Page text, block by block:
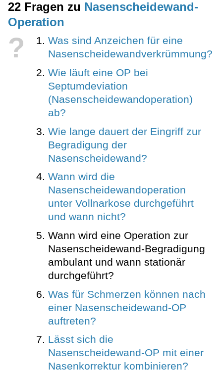
22 Fragen zu Nasen­scheidewand-
Operation
?
Was sind Anzeichen für eine
Nasenscheidewandverkrümmung?
Wie läuft eine OP bei
Septumdeviation
(Nasenscheidewandoperation)
ab?
Wie lange dauert der Eingriff zur
Begradigung der
Nasenscheidewand?
Wann wird die
Nasenscheidewandoperation
unter Vollnarkose durchgeführt
und wann nicht?
Wann wird eine Operation zur
Nasenscheidewand-Begradigung
ambulant und wann stationär
durchgeführt?
Was für Schmerzen können nach
einer Nasenscheidewand-OP
auftreten?
Lässt sich die
Nasenscheidewand-OP mit einer
Nasenkorrektur kombinieren?